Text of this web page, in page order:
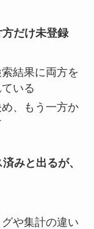
だけ未登録
結果に両方を
いる
、もう一方か
みと出るが、
や集計の違い